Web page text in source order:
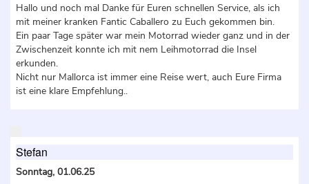
Hallo und noch mal Danke für Euren schnellen Service, als ich
mit meiner kranken Fantic Caballero zu Euch gekommen bin.
Ein paar Tage später war mein Motorrad wieder ganz und in der
Zwischenzeit konnte ich mit nem Leihmotorrad die Insel
erkunden.
Nicht nur Mallorca ist immer eine Reise wert, auch Eure Firma
ist eine klare Empfehlung..
Stefan
Sonntag, 01.06.25